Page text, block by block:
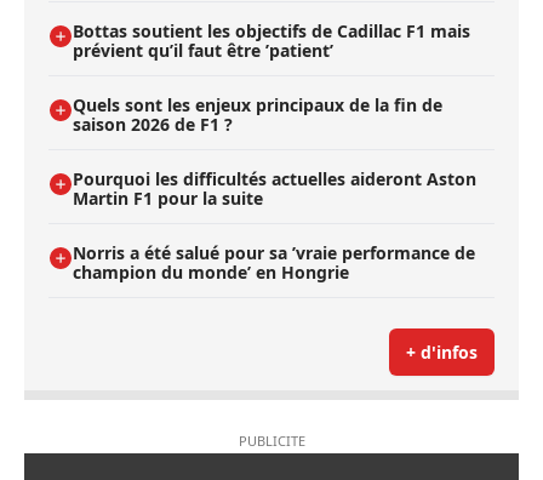
Bottas soutient les objectifs de Cadillac F1 mais
prévient qu’il faut être ’patient’
Quels sont les enjeux principaux de la fin de
saison 2026 de F1 ?
Pourquoi les difficultés actuelles aideront Aston
Martin F1 pour la suite
Norris a été salué pour sa ’vraie performance de
champion du monde’ en Hongrie
+ d'infos